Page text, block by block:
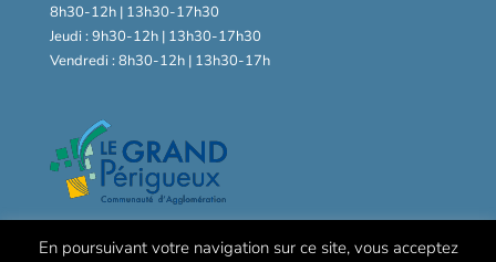
8h30-12h | 13h30-17h30
Jeudi : 9h30-12h | 13h30-17h30
Vendredi : 8h30-12h | 13h30-17h
En poursuivant votre navigation sur ce site, vous acceptez